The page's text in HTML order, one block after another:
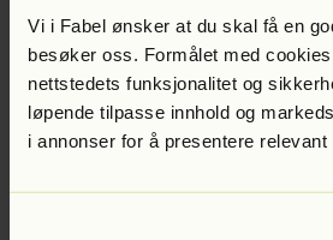
Vi i Fabel ønsker at du skal få en
besøker oss. Formålet med
nettstedets funksjonalitet og
løpende tilpasse innhold og
i annonser for å presentere relevant